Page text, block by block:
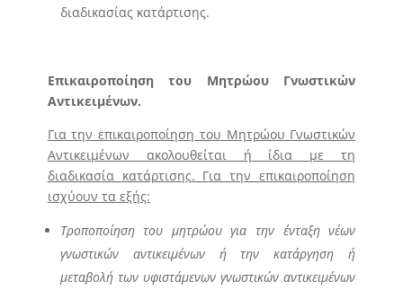
διαδικασίας κατάρτισης.
Επικαιροποίηση του Μητρώου Γνωστικών
Αντικειμένων.
Για την επικαιροποίηση του Μητρώου Γνωστικών
Αντικειμένων ακολουθείται ή ίδια με τη
διαδικασία κατάρτισης. Για την επικαιροποίηση
ισχύουν τα εξής:
Τροποποίηση του μητρώου για την ένταξη νέων
γνωστικών αντικειμένων ή την κατάργηση ή
μεταβολή των υφιστάμενων γνωστικών αντικειμένων